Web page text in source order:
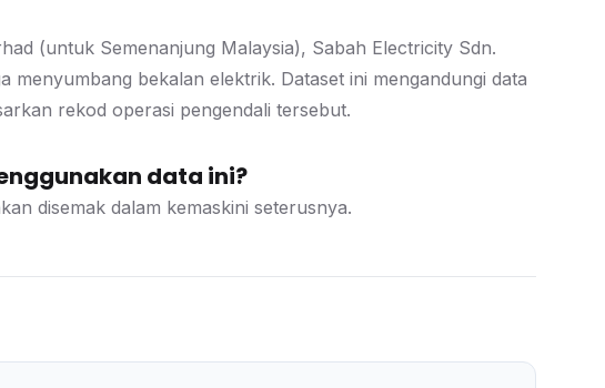
(untuk Semenanjung Malaysia), Sabah Electricity Sdn.
bekalan elektrik. Dataset ini mengandungi data
rekod operasi pengendali tersebut.
data ini?
disemak dalam kemaskini seterusnya.